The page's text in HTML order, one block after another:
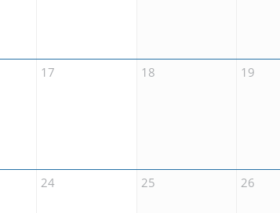
17 18 19
24 25 26